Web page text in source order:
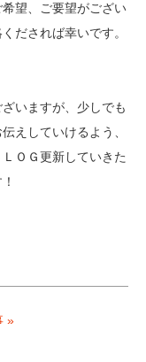
望、ご要望がござい
だされば幸いです。
いますが、少しでも
えしていけるよう、
ＯＧ更新していきた
»